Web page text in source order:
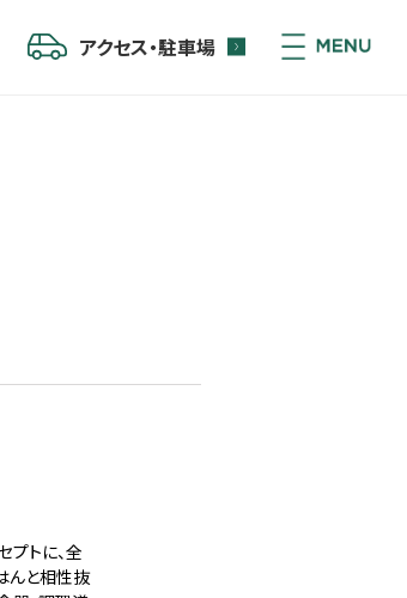
アクセス・駐車場
プトに、全
んと相性抜